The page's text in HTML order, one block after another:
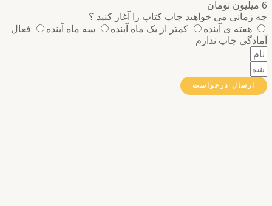
می خواهید چاپ کتاب را آغاز کنید ؟
هفته ی آینده
کمتر از یک ماه آینده سه ماه آینده
فعال
چاپ ندارم
درخواست